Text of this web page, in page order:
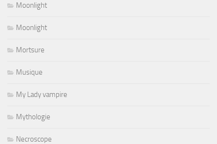
Moonlight
Moonlight
Mortsure
Musique
My Lady vampire
Mythologie
Necroscope